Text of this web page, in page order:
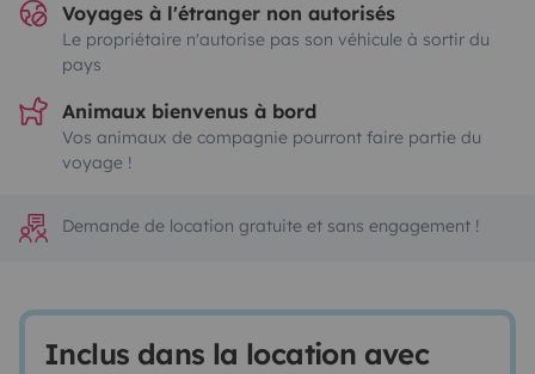
Voyages à l'étranger non autorisés
Le propriétaire n'autorise pas son véhicule à sortir du
pays
Animaux bienvenus à bord
Vos animaux de compagnie pourront faire partie du
voyage !
Demande de location gratuite et sans engagement !
Inclus dans la location avec